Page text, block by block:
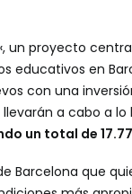
un proyecto
educativos en
con una
a cabo a lo
un total de
Barcelona que